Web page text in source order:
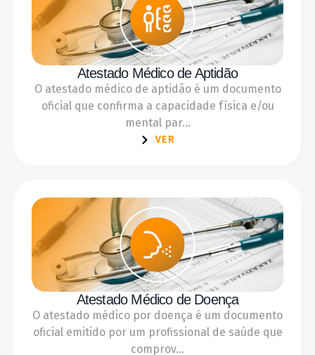
Atestado Médico de Aptidão
O atestado médico de aptidão é um documento
oficial que confirma a capacidade física e/ou
mental par...
VER
Atestado Médico de Doença
O atestado médico por doença é um documento
oficial emitido por um profissional de saúde que
comprov...